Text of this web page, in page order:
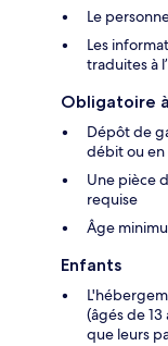
Le
Les
traduites à
Obligatoire
Dépôt de
débit ou en
Une pièce
requise
Âge
Enfants
(âgés de
que leurs